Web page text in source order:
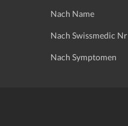
Nach Name
Nach Swissmedic Nr
Nach Symptomen